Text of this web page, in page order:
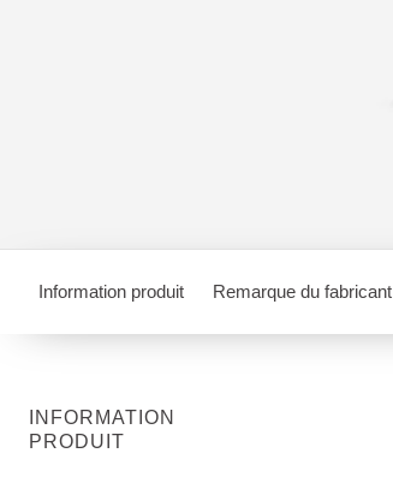
Information produit Remarque du fabricant
INFORMATION
PRODUIT